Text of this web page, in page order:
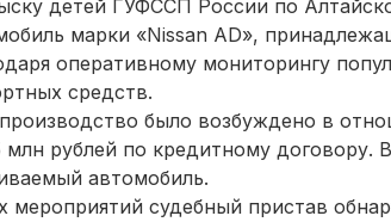
детей ГУФССП России по
марки «Nissan AD»,
оперативному мониторингу
средств.
было возбуждено в
рублей по кредитному договору.
автомобиль.
мероприятий судебный пристав